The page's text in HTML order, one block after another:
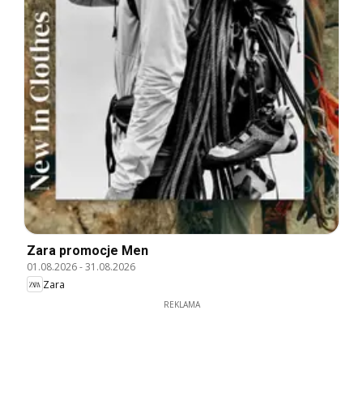
Zara promocje Men
01.08.2026-31.08.2026
Zara
REKLAMA